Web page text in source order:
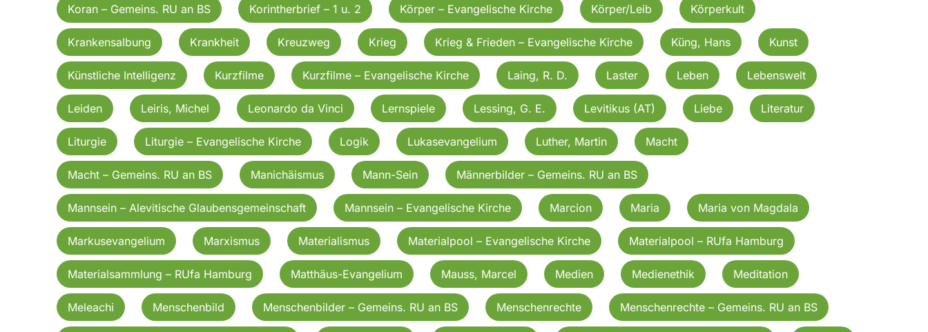
Koran – Gemeins. RU an BS Korintherbrief – 1 u. 2 Körper – Evangelische Kirche Körper/Leib Körperkult
Krankensalbung Krankheit Kreuzweg Krieg Krieg & Frieden – Evangelische Kirche Küng, Hans Kunst
Künstliche Intelligenz Kurzfilme Kurzfilme – Evangelische Kirche Laing, R. D. Laster Leben Lebenswelt
Leiden Leiris, Michel Leonardo da Vinci Lernspiele Lessing, G. E. Levitikus (AT) Liebe Literatur
Liturgie Liturgie – Evangelische Kirche Logik Lukasevangelium Luther, Martin Macht
Macht – Gemeins. RU an BS Manichäismus Mann-Sein Männerbilder – Gemeins. RU an BS
Mannsein – Alevitische Glaubensgemeinschaft Mannsein – Evangelische Kirche Marcion Maria Maria von Magdala
Markusevangelium Marxismus Materialismus Materialpool – Evangelische Kirche Materialpool – RUfa Hamburg
Materialsammlung – RUfa Hamburg Matthäus-Evangelium Mauss, Marcel Medien Medienethik Meditation
Meleachi Menschenbild Menschenbilder – Gemeins. RU an BS Menschenrechte Menschenrechte – Gemeins. RU an BS